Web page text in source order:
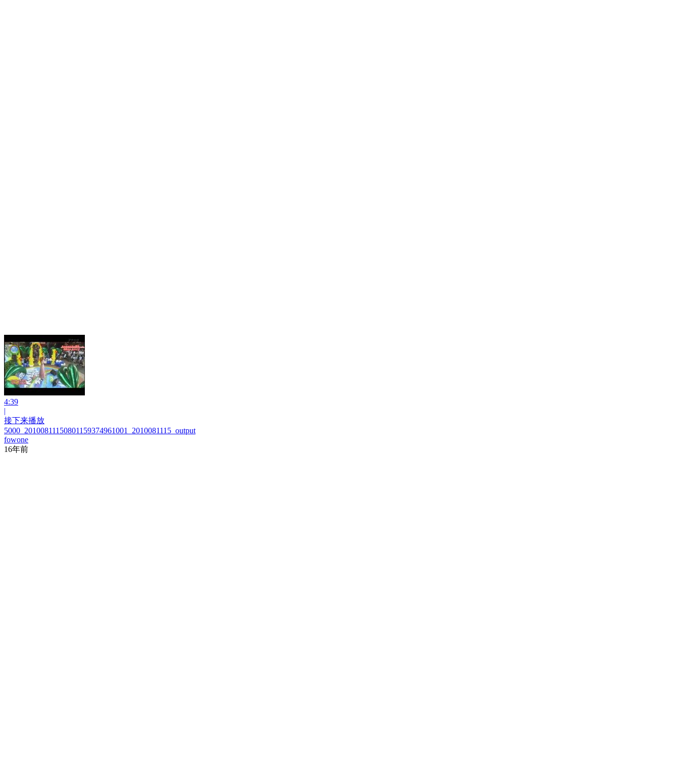
4:39
|
接下来播放
5000_20100811150801159374961001_2010081115_output
fowone
16年前